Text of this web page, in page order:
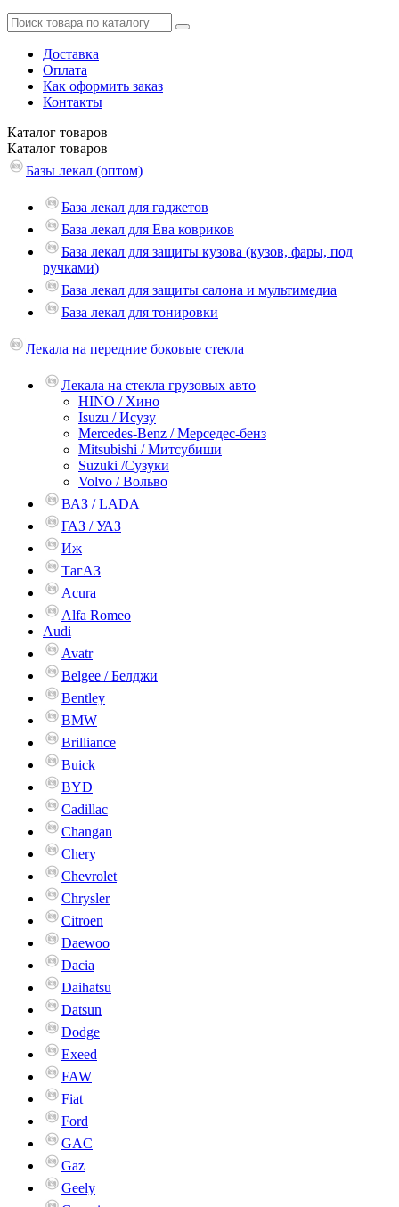
Доставка
Оплата
Как оформить заказ
Контакты
Каталог товаров
Каталог товаров
Базы лекал (оптом)
База лекал для гаджетов
База лекал для Ева ковриков
База лекал для защиты кузова (кузов, фары, под
ручками)
База лекал для защиты салона и мультимедиа
База лекал для тонировки
Лекала на передние боковые стекла
Лекала на стекла грузовых авто
HINO / Хино
Isuzu / Исузу
Mercedes-Benz / Мерседес-бенз
Mitsubishi / Митсубиши
Suzuki /Сузуки
Volvo / Вольво
ВАЗ / LADA
ГАЗ / УАЗ
Иж
ТагАЗ
Acura
Alfa Romeo
Audi
Avatr
Belgee / Белджи
Bentley
BMW
Brilliance
Buick
BYD
Cadillac
Changan
Chery
Chevrolet
Chrysler
Citroen
Daewoo
Dacia
Daihatsu
Datsun
Dodge
Exeed
FAW
Fiat
Ford
GAC
Gaz
Geely